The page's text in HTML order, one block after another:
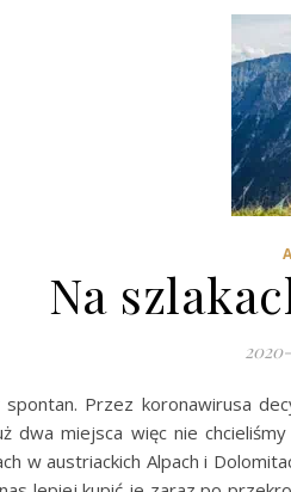
Na
Przez koronawirusa
dwa miejsca więc nie
w austriackich Alpach i